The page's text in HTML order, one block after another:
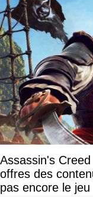
Assassin's
offres des
pas encore le jeu